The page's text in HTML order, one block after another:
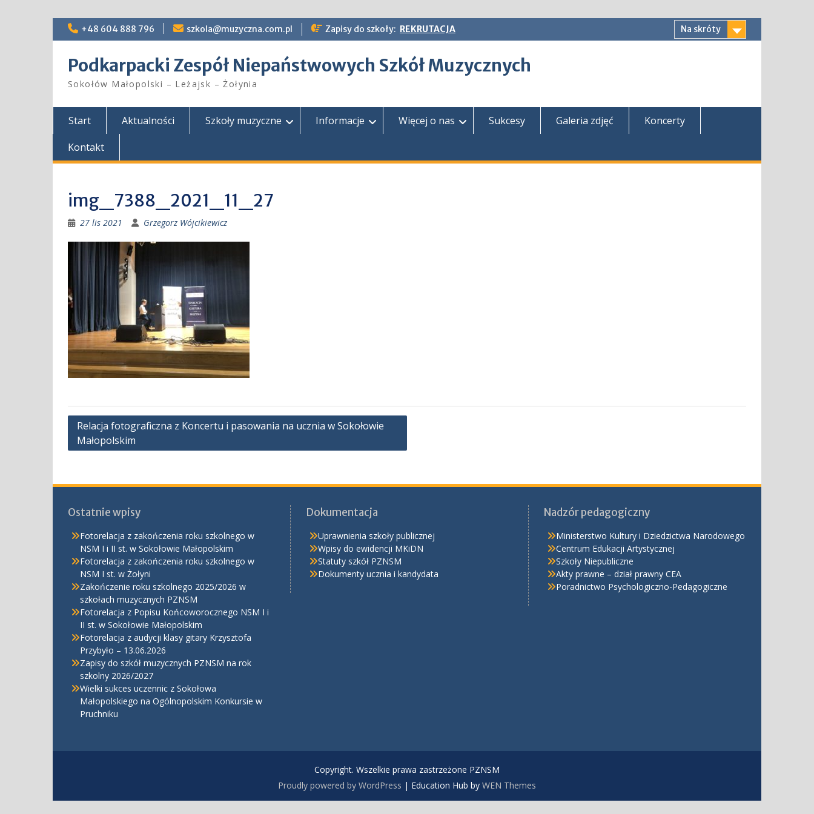
Skip
+48 604 888 796 szkola@muzyczna.com.pl Zapisy do szkoły: REKRUTACJA Na skróty
Podkarpacki Zespół Niepaństwowych Szkół Muzycznych
Sokołów Małopolski – Leżajsk – Żołynia
Start Aktualności Szkoły muzyczne Informacje Więcej o nas Sukcesy Galeria zdjęć
Koncerty
Kontakt
img_7388_2021_11_27
27 lis 2021 Grzegorz Wójcikiewicz
Nawigacja
wpisu
Relacja fotograficzna z Koncertu i pasowania na ucznia w Sokołowie
Małopolskim
Ostatnie wpisy
Fotorelacja z zakończenia roku szkolnego w
NSM I i II st. w Sokołowie Małopolskim
Fotorelacja z zakończenia roku szkolnego w
NSM I st. w Żołyni
Zakończenie roku szkolnego 2025/2026 w
szkołach muzycznych PZNSM
Fotorelacja z Popisu Końcoworocznego NSM I i
II st. w Sokołowie Małopolskim
Fotorelacja z audycji klasy gitary Krzysztofa
Przybyło – 13.06.2026
Zapisy do szkół muzycznych PZNSM na rok
szkolny 2026/2027
Wielki sukces uczennic z Sokołowa
Małopolskiego na Ogólnopolskim Konkursie w
Pruchniku
Dokumentacja
Uprawnienia szkoły publicznej
Wpisy do ewidencji MKiDN
Statuty szkół PZNSM
Dokumenty ucznia i kandydata
Nadzór pedagogiczny
Ministerstwo Kultury i Dziedzictwa Narodowego
Centrum Edukacji Artystycznej
Szkoły Niepubliczne
Akty prawne – dział prawny CEA
Poradnictwo Psychologiczno-Pedagogiczne
Copyright. Wszelkie prawa zastrzeżone PZNSM
Proudly powered by WordPress | Education Hub by WEN Themes